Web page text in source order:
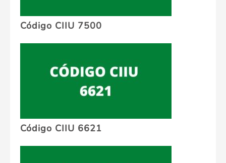
Código CIIU 7500
Código CIIU 6621